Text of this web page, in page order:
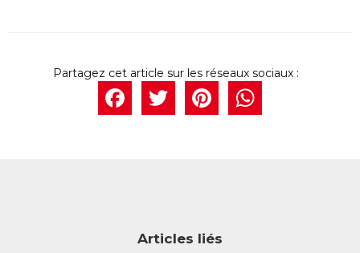
Facebook
Twitter
Articles liés